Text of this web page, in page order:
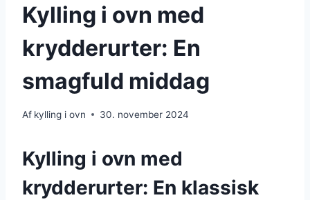
Kylling i ovn med
krydderurter: En
smagfuld middag
Af kylling i ovn 30. november 2024
Kylling i ovn med
krydderurter: En klassisk